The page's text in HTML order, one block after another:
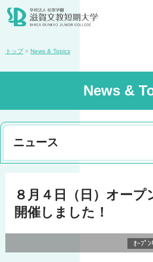
トップ > News & Topics
News &
ニュース
８月４日（日）オー
開催しました！
ｵｰﾌﾟﾝ